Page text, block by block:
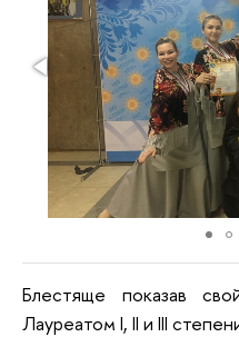
Блестяще показав
Лауреатом I, II и III